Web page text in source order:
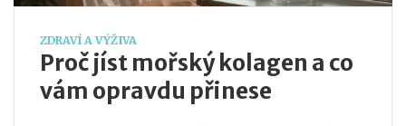
ZDRAVÍ A VÝŽIVA
Proč jíst mořský kolagen a co
vám opravdu přinese